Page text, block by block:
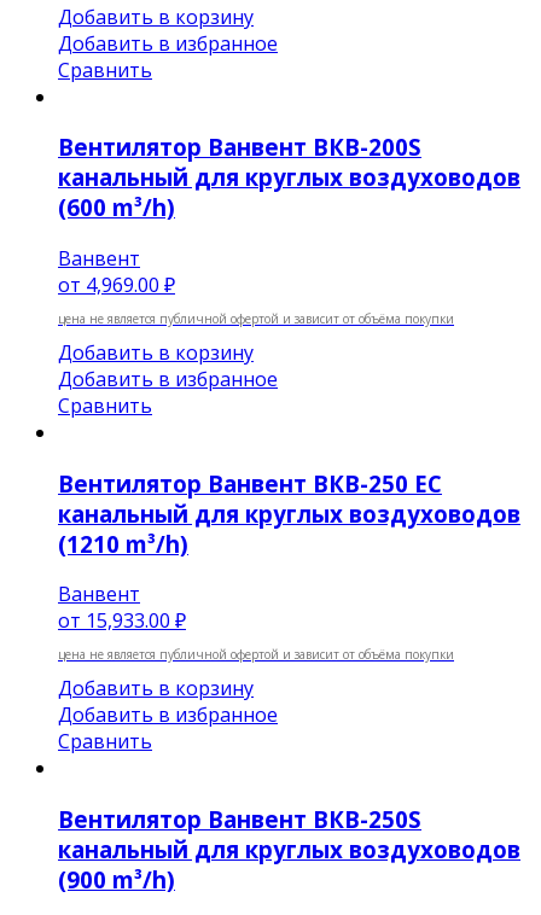
Добавить в корзину
Добавить в избранное
Сравнить
Вентилятор Ванвент ВКВ-200S
канальный для круглых воздуховодов
(600 m³/h)
Ванвент
от 4,969.00 ₽
цена не является публичной офертой и зависит от объёма покупки
Добавить в корзину
Добавить в избранное
Сравнить
Вентилятор Ванвент ВКВ-250 EC
канальный для круглых воздуховодов
(1210 m³/h)
Ванвент
от 15,933.00 ₽
цена не является публичной офертой и зависит от объёма покупки
Добавить в корзину
Добавить в избранное
Сравнить
Вентилятор Ванвент ВКВ-250S
канальный для круглых воздуховодов
(900 m³/h)